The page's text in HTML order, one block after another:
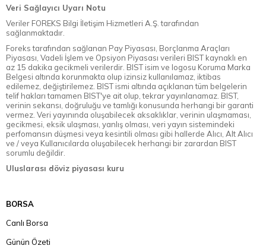
Veri Sağlayıcı Uyarı Notu
Veriler FOREKS Bilgi İletişim Hizmetleri A.Ş. tarafından
sağlanmaktadır.
Foreks tarafından sağlanan Pay Piyasası, Borçlanma Araçları
Piyasası, Vadeli İşlem ve Opsiyon Piyasası verileri BIST kaynaklı en
az 15 dakika gecikmeli verilerdir. BIST isim ve logosu Koruma Marka
Belgesi altında korunmakta olup izinsiz kullanılamaz, iktibas
edilemez, değiştirilemez. BIST ismi altında açıklanan tüm belgelerin
telif hakları tamamen BIST'ye ait olup, tekrar yayınlanamaz. BIST,
verinin sekansı, doğruluğu ve tamlığı konusunda herhangi bir garanti
vermez. Veri yayınında oluşabilecek aksaklıklar, verinin ulaşmaması,
gecikmesi, eksik ulaşması, yanlış olması, veri yayın sistemindeki
perfomansın düşmesi veya kesintili olması gibi hallerde Alıcı, Alt Alıcı
ve / veya Kullanıcılarda oluşabilecek herhangi bir zarardan BIST
sorumlu değildir.
Uluslarası döviz piyasası kuru
BORSA
Canlı Borsa
Günün Özeti